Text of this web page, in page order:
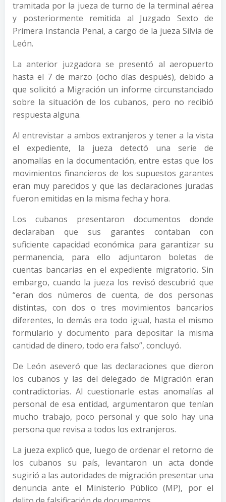
tramitada por la jueza de turno de la terminal aérea
y posteriormente remitida al Juzgado Sexto de
Primera Instancia Penal, a cargo de la jueza Silvia de
León.
La anterior juzgadora se presentó al aeropuerto
hasta el 7 de marzo (ocho días después), debido a
que solicitó a Migración un informe circunstanciado
sobre la situación de los cubanos, pero no recibió
respuesta alguna.
Al entrevistar a ambos extranjeros y tener a la vista
el expediente, la jueza detectó una serie de
anomalías en la documentación, entre estas que los
movimientos financieros de los supuestos garantes
eran muy parecidos y que las declaraciones juradas
fueron emitidas en la misma fecha y hora.
Los cubanos presentaron documentos donde
declaraban que sus garantes contaban con
suficiente capacidad económica para garantizar su
permanencia, para ello adjuntaron boletas de
cuentas bancarias en el expediente migratorio. Sin
embargo, cuando la jueza los revisó descubrió que
“eran dos números de cuenta, de dos personas
distintas, con dos o tres movimientos bancarios
diferentes, lo demás era todo igual, hasta el mismo
formulario y documento para depositar la misma
cantidad de dinero, todo era falso”, concluyó.
De León aseveró que las declaraciones que dieron
los cubanos y las del delegado de Migración eran
contradictorias. Al cuestionarle estas anomalías al
personal de esa entidad, argumentaron que tenían
mucho trabajo, poco personal y que solo hay una
persona que revisa a todos los extranjeros.
La jueza explicó que, luego de ordenar el retorno de
los cubanos su país, levantaron un acta donde
sugirió a las autoridades de migración presentar una
denuncia ante el Ministerio Público (MP), por el